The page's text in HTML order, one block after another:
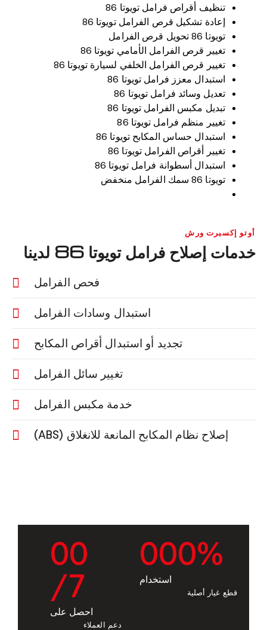
تنظيف أقراص فرامل تويوتا 86
إعادة تشكيل قرص الفرامل تويوتا 86
تويوتا 86 تحويل قرص الفرامل
تغيير قرص الفرامل الأمامي تويوتا 86
تغيير قرص الفرامل الخلفي لسيارة تويوتا 86
استبدال معزز فرامل تويوتا 86
تعديل وسائد فرامل تويوتا 86
تبديل مكبس الفرامل تويوتا 86
تغيير منظم فرامل تويوتا 86
استبدال حساس المكابح تويوتا 86
تغيير أقراص الفرامل تويوتا 86
استبدال أسطوانة فرامل تويوتا 86
تويوتا 86 سمك الفرامل منخفض
أوتو إكسبرت ورش
خدمات إصلاح فرامل تويوتا 86 لدينا
فحص الفرامل
استبدال وسادات الفرامل
تجديد أو استبدال أقراص المكابح
تغيير سائل الفرامل
خدمة مكبس الفرامل
إصلاح نظام المكابح المانعة للانغلاق (ABS)
000%
استخدام
قطع غيار أصلية
00
/7
احصل على
دعم العملاء